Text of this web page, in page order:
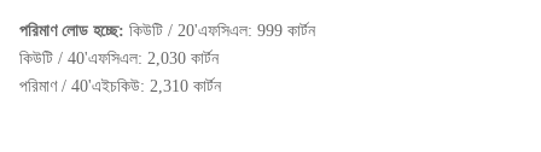
পরিমাণ লোড হচ্ছে: কিউটি / 20'এফসিএল: 999 কার্টন
কিউটি / 40'এফসিএল: 2,030 কার্টন
পরিমাণ / 40'এইচকিউ: 2,310 কার্টন